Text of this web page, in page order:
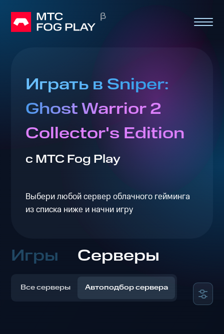
Играть в Sniper:
Ghost Warrior 2
Collector's Edition
с МТС Fog Play
Выбери любой сервер облачного гейминга
из списка ниже и начни игру
Игры Серверы
Все серверы Автоподбор сервера